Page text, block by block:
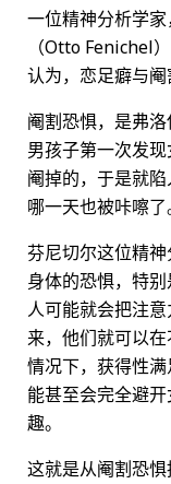
一位精神分析学
（Otto Fenichel
认为，恋足癖与阉
阉割恐惧，是弗
男孩子第一次发
阉掉的，于是就
哪一天也被咔嚓了
芬尼切尔这位精
身体的恐惧，特
人可能就会把注
来，他们就可以
情况下，获得性
能甚至会完全避
趣。
这就是从阉割恐